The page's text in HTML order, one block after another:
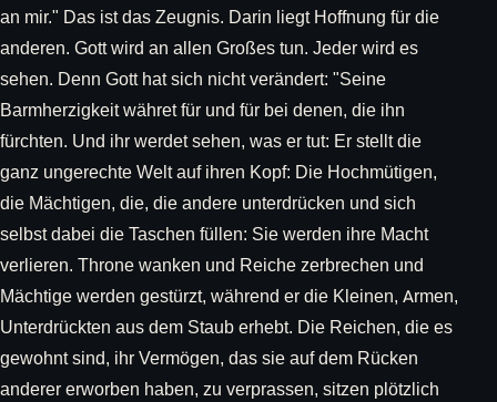
an mir." Das ist das Zeugnis. Darin liegt Hoffnung für die
anderen. Gott wird an allen Großes tun. Jeder wird es
sehen. Denn Gott hat sich nicht verändert: "Seine
Barmherzigkeit währet für und für bei denen, die ihn
fürchten. Und ihr werdet sehen, was er tut: Er stellt die
ganz ungerechte Welt auf ihren Kopf: Die Hochmütigen,
die Mächtigen, die, die andere unterdrücken und sich
selbst dabei die Taschen füllen: Sie werden ihre Macht
verlieren. Throne wanken und Reiche zerbrechen und
Mächtige werden gestürzt, während er die Kleinen, Armen,
Unterdrückten aus dem Staub erhebt. Die Reichen, die es
gewohnt sind, ihr Vermögen, das sie auf dem Rücken
anderer erworben haben, zu verprassen, sitzen plötzlich